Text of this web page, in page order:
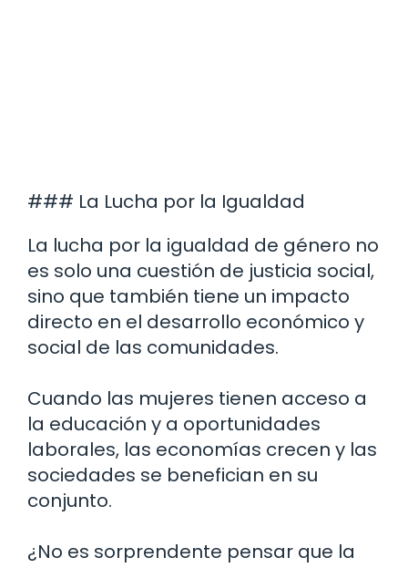
### La Lucha por la Igualdad
La lucha por la igualdad de género no
es solo una cuestión de justicia social,
sino que también tiene un impacto
directo en el desarrollo económico y
social de las comunidades.
Cuando las mujeres tienen acceso a
la educación y a oportunidades
laborales, las economías crecen y las
sociedades se benefician en su
conjunto.
¿No es sorprendente pensar que la